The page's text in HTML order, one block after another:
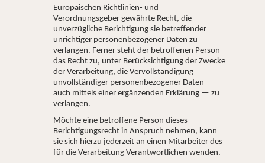
Europäischen Richtlinien- und
Verordnungsgeber gewährte Recht, die
unverzügliche Berichtigung sie betreffender
unrichtiger personenbezogener Daten zu
verlangen. Ferner steht der betroffenen Person
das Recht zu, unter Berücksichtigung der Zwecke
der Verarbeitung, die Vervollständigung
unvollständiger personenbezogener Daten —
auch mittels einer ergänzenden Erklärung — zu
verlangen.
Möchte eine betroffene Person dieses
Berichtigungsrecht in Anspruch nehmen, kann
sie sich hierzu jederzeit an einen Mitarbeiter des
für die Verarbeitung Verantwortlichen wenden.